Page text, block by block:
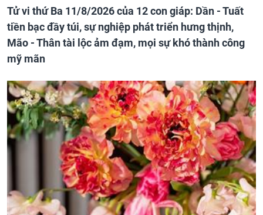
Tử vi thứ Ba 11/8/2026 của 12 con giáp: Dần - Tuất
tiền bạc đầy túi, sự nghiệp phát triển hưng thịnh,
Mão - Thân tài lộc ảm đạm, mọi sự khó thành công
mỹ mãn